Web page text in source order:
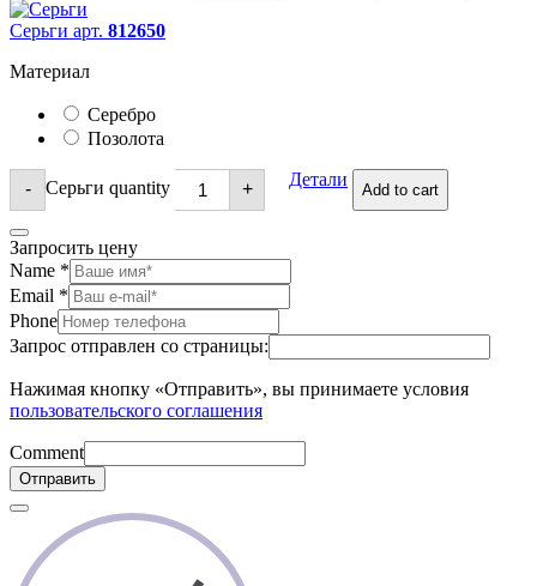
Серьги арт. 812650
Материал
Серебро
Позолота
- Серьги quantity + Детали
Add to cart
Запросить цену
Name *
Email *
Phone
Запрос отправлен со страницы:
Нажимая кнопку «Отправить», вы принимаете условия
пользовательского соглашения
Comment
Отправить